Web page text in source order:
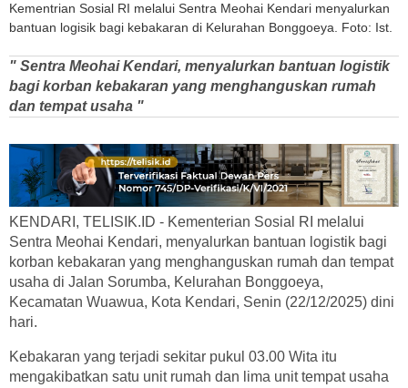
Kementrian Sosial RI melalui Sentra Meohai Kendari menyalurkan
bantuan logisik bagi kebakaran di Kelurahan Bonggoeya. Foto: Ist.
" Sentra Meohai Kendari, menyalurkan bantuan logistik
bagi korban kebakaran yang menghanguskan rumah
dan tempat usaha "
KENDARI, TELISIK.ID - Kementerian Sosial RI melalui
Sentra Meohai Kendari, menyalurkan bantuan logistik bagi
korban kebakaran yang menghanguskan rumah dan tempat
usaha di Jalan Sorumba, Kelurahan Bonggoeya,
Kecamatan Wuawua, Kota Kendari, Senin (22/12/2025) dini
hari.
Kebakaran yang terjadi sekitar pukul 03.00 Wita itu
mengakibatkan satu unit rumah dan lima unit tempat usaha